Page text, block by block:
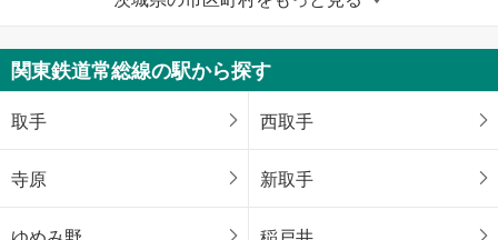
常総市 常陸太田市
高萩市 北茨城市
笠間市 取手市
牛久市 つくば市
関東鉄道常総線の駅から探す
取手 西取手
寺原 新取手